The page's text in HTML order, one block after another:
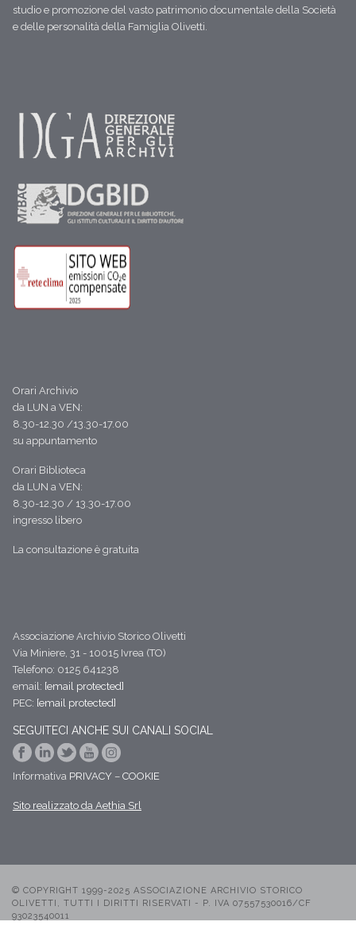
studio e promozione del vasto patrimonio documentale della Società
e delle personalità della Famiglia Olivetti.
Orari Archivio
da LUN a VEN:
8.30-12.30 /13.30-17.00
su appuntamento
Orari Biblioteca
da LUN a VEN:
8.30-12.30 / 13.30-17.00
ingresso libero
La consultazione è gratuita
Associazione Archivio Storico Olivetti
Via Miniere, 31 - 10015 Ivrea (TO)
Telefono: 0125 641238
email: [email protected]
PEC: [email protected]
SEGUITECI ANCHE SUI CANALI SOCIAL
Informativa PRIVACY – COOKIE
Sito realizzato da Aethia Srl
© COPYRIGHT 1999-2025 ASSOCIAZIONE ARCHIVIO STORICO
OLIVETTI, TUTTI I DIRITTI RISERVATI - P. IVA 07557530016/CF
93023540011